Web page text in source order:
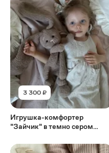
3 300 ₽
Игрушка-комфортер
"Зайчик" в темно сером